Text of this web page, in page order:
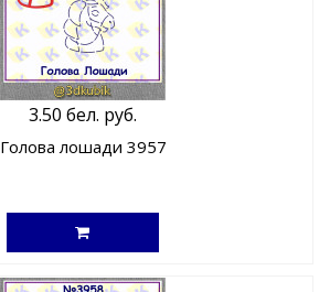
3.50 бел. руб.
Голова лошади 3957